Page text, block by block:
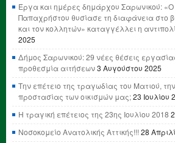
Έργα και ημέρες δημάρχου Σαρωνικού: «Ο
Παπαχρήστου θυσίασε τη διαφάνεια στο
και τον κολλητών» καταγγέλλει η
2025
Δήμος Σαρωνικού: 29 νέες θέσεις
προθεσμία αιτήσεων3 Αυγούστου 2025
Την επέτειο της τραγωδίας του Ματιού,
προστασίας των οικισμών μας;23 Ιουλίου
Η τραγική επέτειος της 23ης Ιουλίου 2018
Νοσοκομείο Ανατολικής Αττικής!!! 28